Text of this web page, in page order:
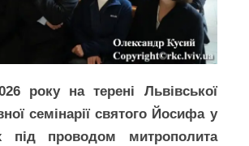
року на терені Львівської
семінарії святого Йосифа у
під проводом митрополита